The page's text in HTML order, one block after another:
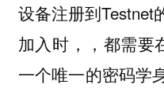
设备注册到Testnet
加入时，，都需要
一个唯一的密码学